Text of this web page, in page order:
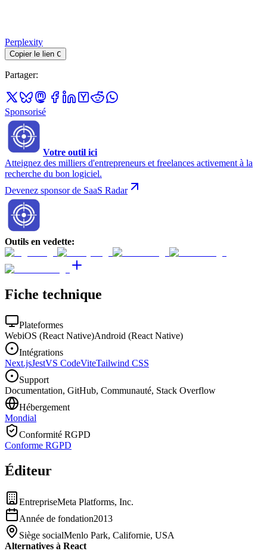
Perplexity
Copier le lien C
Partager:
Sponsorisé
Votre outil ici
Atteignez des milliers d'entrepreneurs et freelances activement à la
recherche du bon logiciel.
Devenez sponsor de SaaS Radar
Outils en vedette:
Fiche technique
Plateformes
WebiOS (React Native)Android (React Native)
Intégrations
Next.jsJestVS CodeViteTailwind CSS
Support
Documentation, GitHub, Communauté, Stack Overflow
Hébergement
Mondial
Conformité RGPD
Conforme RGPD
Éditeur
EntrepriseMeta Platforms, Inc.
Année de fondation2013
Siège socialMenlo Park, Californie, USA
Alternatives à React